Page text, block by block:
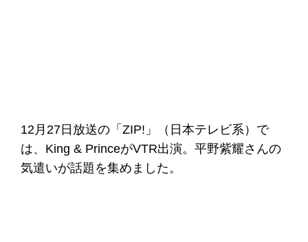
12月27日放送の「ZIP!」（日本テレビ系）で
は、King & PrinceがVTR出演。平野紫耀さんの
気遣いが話題を集めました。